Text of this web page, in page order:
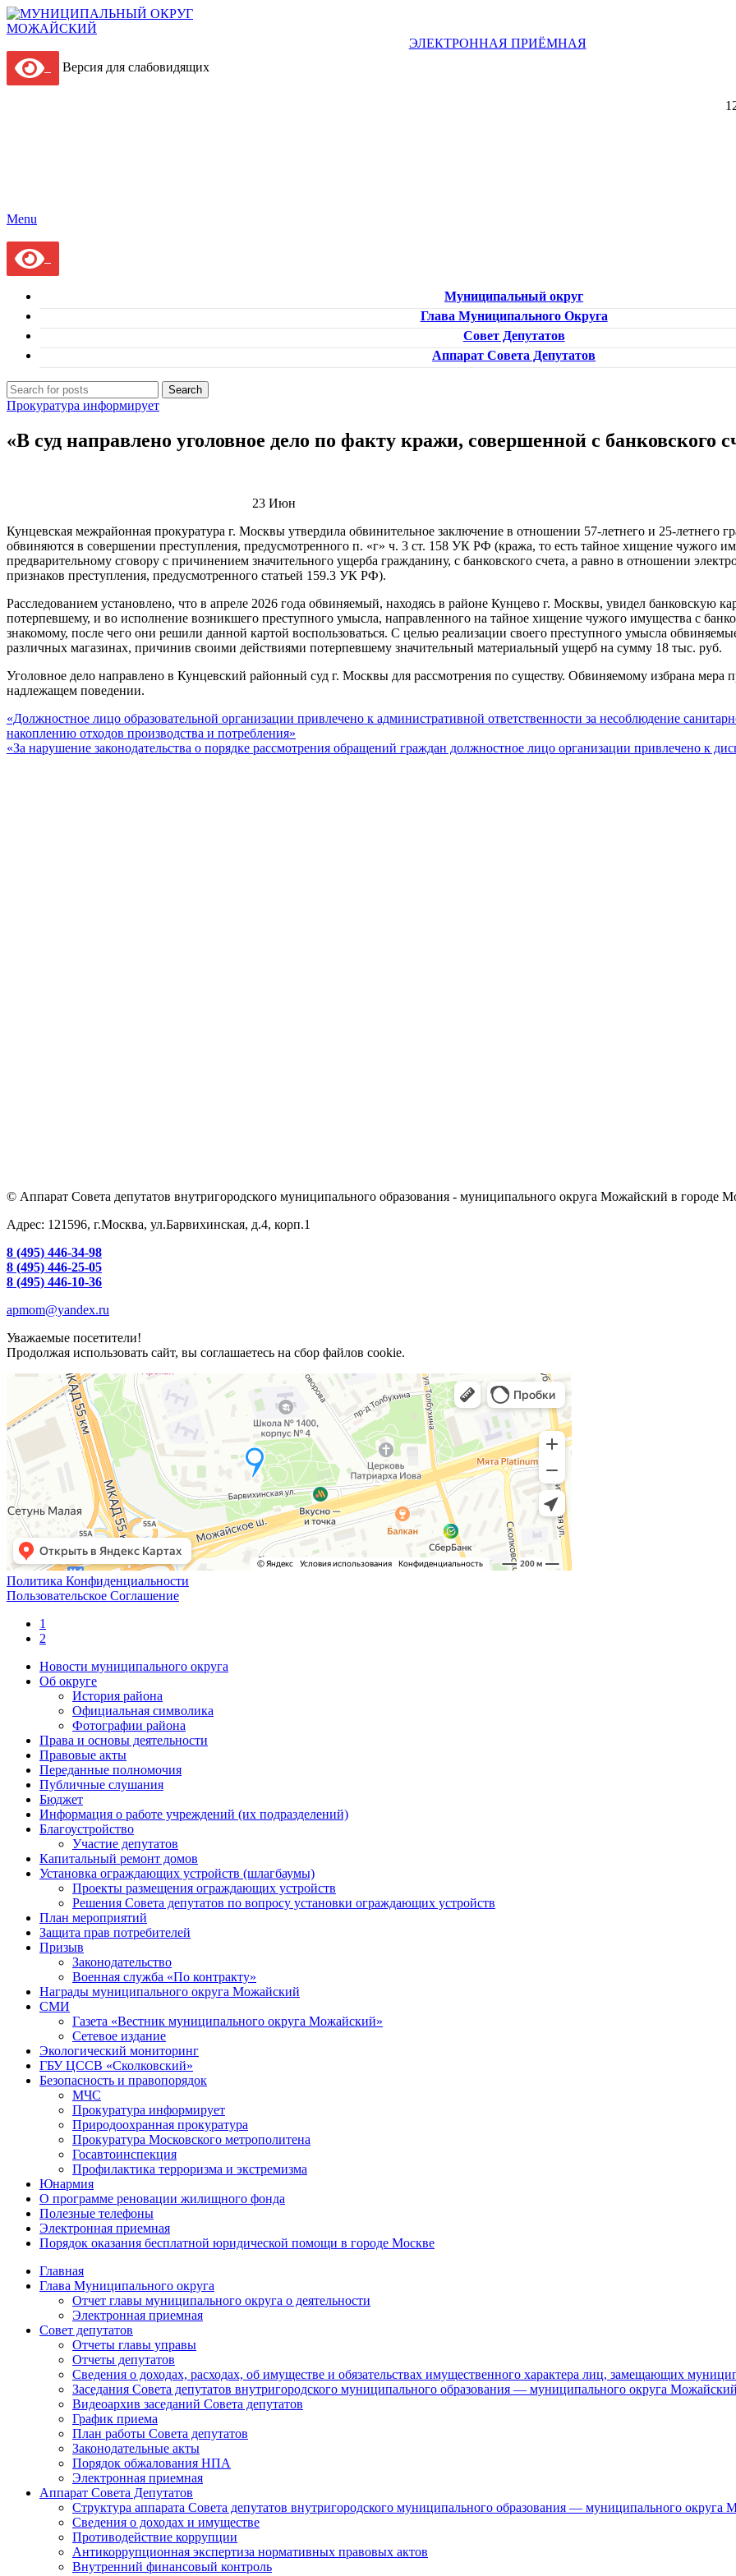
ЭЛЕКТРОННАЯ ПРИЁМНАЯ
Версия для слабовидящих
Menu
Муниципальный округ
Глава Муниципального Округа
Совет Депутатов
Аппарат Совета Депутатов
Search
Прокуратура информирует
«В суд направлено уголовное дело по факту кражи, совершенной с банковского
23 Июн
Кунцевская межрайонная прокуратура г. Москвы утвердила обвинительное заключение в отношении 57-летнего и 25-летнего
обвиняются в совершении преступления, предусмотренного п. «г» ч. 3 ст. 158 УК РФ (кража, то есть тайное хищение чужого
предварительному сговору с причинением значительного ущерба гражданину, с банковского счета, а равно в отношении
признаков преступления, предусмотренного статьей 159.3 УК РФ).
Расследованием установлено, что в апреле 2026 года обвиняемый, находясь в районе Кунцево г. Москвы, увидел банковскую
потерпевшему, и во исполнение возникшего преступного умысла, направленного на тайное хищение чужого имущества с
знакомому, после чего они решили данной картой воспользоваться. С целью реализации своего преступного умысла
различных магазинах, причинив своими действиями потерпевшему значительный материальный ущерб на сумму 18 тыс. руб.
Уголовное дело направлено в Кунцевский районный суд г. Москвы для рассмотрения по существу. Обвиняемому избрана мера
надлежащем поведении.
«Должностное лицо образовательной организации привлечено к административной ответственности за несоблюдение
накоплению отходов производства и потребления»
«За нарушение законодательства о порядке рассмотрения обращений граждан должностное лицо организации привлечено к
© Аппарат Совета депутатов внутригородского муниципального образования - муниципального округа Можайский в городе
Адрес: 121596, г.Москва, ул.Барвихинская, д.4, корп.1
8 (495) 446-34-98
8 (495) 446-25-05
8 (495) 446-10-36
apmom@yandex.ru
Уважаемые посетители!
Продолжая использовать сайт, вы соглашаетесь на сбор файлов cookie.
Политика Конфиденциальности
Пользовательское Соглашение
1
2
Новости муниципального округа
Об округе
История района
Официальная символика
Фотографии района
Права и основы деятельности
Правовые акты
Переданные полномочия
Публичные слушания
Бюджет
Информация о работе учреждений (их подразделений)
Благоустройство
Участие депутатов
Капитальный ремонт домов
Установка ограждающих устройств (шлагбаумы)
Проекты размещения ограждающих устройств
Решения Совета депутатов по вопросу установки ограждающих устройств
План мероприятий
Защита прав потребителей
Призыв
Законодательство
Военная служба «По контракту»
Награды муниципального округа Можайский
СМИ
Газета «Вестник муниципального округа Можайский»
Сетевое издание
Экологический мониторинг
ГБУ ЦССВ «Сколковский»
Безопасность и правопорядок
МЧС
Прокуратура информирует
Природоохранная прокуратура
Прокуратура Московского метрополитена
Госавтоинспекция
Профилактика терроризма и экстремизма
Юнармия
О программе реновации жилищного фонда
Полезные телефоны
Электронная приемная
Порядок оказания бесплатной юридической помощи в городе Москве
Главная
Глава Муниципального округа
Отчет главы муниципального округа о деятельности
Электронная приемная
Совет депутатов
Отчеты главы управы
Отчеты депутатов
Сведения о доходах, расходах, об имуществе и обязательствах имущественного характера лиц, замещающих
Заседания Совета депутатов внутригородского муниципального образования — муниципального округа
Видеоархив заседаний Совета депутатов
График приема
План работы Совета депутатов
Законодательные акты
Порядок обжалования НПА
Электронная приемная
Аппарат Совета Депутатов
Структура аппарата Совета депутатов внутригородского муниципального образования — муниципального
Сведения о доходах и имуществе
Противодействие коррупции
Антикоррупционная экспертиза нормативных правовых актов
Внутренний финансовый контроль